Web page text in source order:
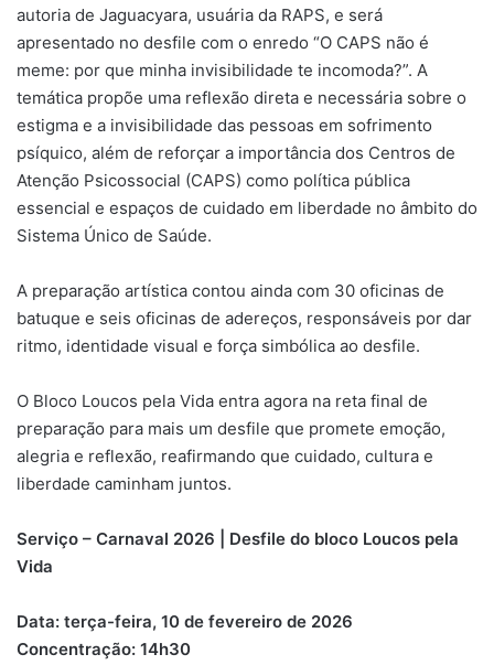
autoria de Jaguacyara, usuária da RAPS, e será
apresentado no desfile com o enredo “O CAPS não é
meme: por que minha invisibilidade te incomoda?”. A
temática propõe uma reflexão direta e necessária sobre o
estigma e a invisibilidade das pessoas em sofrimento
psíquico, além de reforçar a importância dos Centros de
Atenção Psicossocial (CAPS) como política pública
essencial e espaços de cuidado em liberdade no âmbito do
Sistema Único de Saúde.
A preparação artística contou ainda com 30 oficinas de
batuque e seis oficinas de adereços, responsáveis por dar
ritmo, identidade visual e força simbólica ao desfile.
O Bloco Loucos pela Vida entra agora na reta final de
preparação para mais um desfile que promete emoção,
alegria e reflexão, reafirmando que cuidado, cultura e
liberdade caminham juntos.
Serviço – Carnaval 2026 | Desfile do bloco Loucos pela
Vida
Data: terça-feira, 10 de fevereiro de 2026
Concentração: 14h30